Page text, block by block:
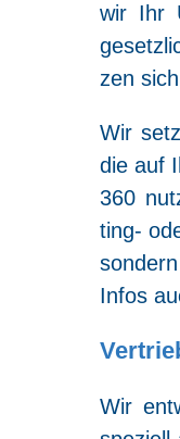
wir Ihr
zen
Wir
die auf
360
ting-
Infos
Wir